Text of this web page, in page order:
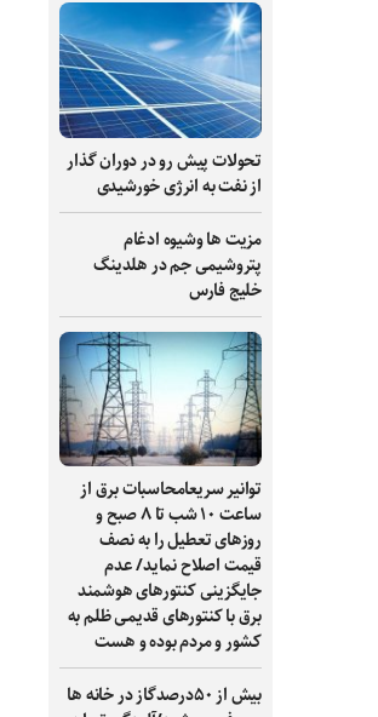
تحولات پیش رو در دوران گذار
از نفت به انرژی خورشیدی
مزیت ها وشیوه ادغام
پتروشیمی جم در هلدینگ
خلیج فارس
توانیر سریعامحاسبات برق از
ساعت ۱۰ شب تا ۸ صبح و
روزهای تعطیل را به نصف
قیمت اصلاح نماید/ عدم
جایگزینی کنتورهای هوشمند
برق با کنتورهای قدیمی ظلم به
کشور و مردم بوده و هست
بیش از ۵۰درصدگاز در خانه ها